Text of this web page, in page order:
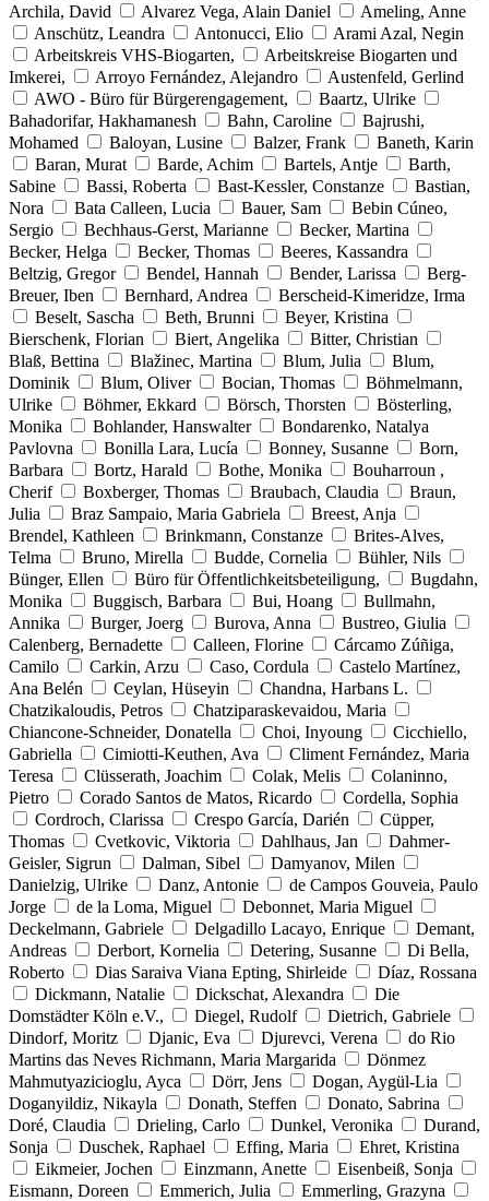
Archila, David
Alvarez Vega, Alain Daniel
Ameling, Anne
Anschütz, Leandra
Antonucci, Elio
Arami Azal, Negin
Arbeitskreis VHS-Biogarten,
Arbeitskreise Biogarten und
Imkerei,
Arroyo Fernández, Alejandro
Austenfeld, Gerlind
AWO - Büro für Bürgerengagement,
Baartz, Ulrike
Bahadorifar, Hakhamanesh
Bahn, Caroline
Bajrushi,
Mohamed
Baloyan, Lusine Balzer, Frank
Baneth, Karin
Baran, Murat
Barde, Achim Bartels, Antje
Barth,
Sabine
Bassi, Roberta Bast-Kessler, Constanze
Bastian,
Nora
Bata Calleen, Lucia Bauer, Sam
Bebin Cúneo,
Sergio
Bechhaus-Gerst, Marianne
Becker, Martina
Becker, Helga
Becker, Thomas
Beeres, Kassandra
Beltzig, Gregor
Bendel, Hannah Bender, Larissa
Berg-
Breuer, Iben
Bernhard, Andrea
Berscheid-Kimeridze, Irma
Beselt, Sascha
Beth, Brunni
Beyer, Kristina
Bierschenk, Florian
Biert, Angelika
Bitter, Christian
Blaß, Bettina
Blažinec, Martina Blum, Julia
Blum,
Dominik
Blum, Oliver Bocian, Thomas
Böhmelmann,
Ulrike
Böhmer, Ekkard Börsch, Thorsten
Bösterling,
Monika
Bohlander, Hanswalter
Bondarenko, Natalya
Pavlovna
Bonilla Lara, Lucía Bonney, Susanne
Born,
Barbara
Bortz, Harald Bothe, Monika
Bouharroun ,
Cherif
Boxberger, Thomas Braubach, Claudia
Braun,
Julia
Braz Sampaio, Maria Gabriela
Breest, Anja
Brendel, Kathleen
Brinkmann, Constanze
Brites-Alves,
Telma
Bruno, Mirella Budde, Cornelia
Bühler, Nils
Bünger, Ellen
Büro für Öffentlichkeitsbeteiligung,
Bugdahn,
Monika
Buggisch, Barbara Bui, Hoang
Bullmahn,
Annika
Burger, Joerg Burova, Anna
Bustreo, Giulia
Calenberg, Bernadette
Calleen, Florine
Cárcamo Zúñiga,
Camilo
Carkin, Arzu Caso, Cordula
Castelo Martínez,
Ana Belén
Ceylan, Hüseyin
Chandna, Harbans L.
Chatzikaloudis, Petros
Chatziparaskevaidou, Maria
Chiancone-Schneider, Donatella
Choi, Inyoung
Cicchiello,
Gabriella
Cimiotti-Keuthen, Ava
Climent Fernández, Maria
Teresa
Clüsserath, Joachim Colak, Melis
Colaninno,
Pietro
Corado Santos de Matos, Ricardo
Cordella, Sophia
Cordroch, Clarissa
Crespo García, Darién
Cüpper,
Thomas
Cvetkovic, Viktoria Dahlhaus, Jan
Dahmer-
Geisler, Sigrun
Dalman, Sibel
Damyanov, Milen
Danielzig, Ulrike
Danz, Antonie
de Campos Gouveia, Paulo
Jorge
de la Loma, Miguel
Debonnet, Maria Miguel
Deckelmann, Gabriele
Delgadillo Lacayo, Enrique
Demant,
Andreas
Derbort, Kornelia Detering, Susanne
Di Bella,
Roberto
Dias Saraiva Viana Epting, Shirleide
Díaz, Rossana
Dickmann, Natalie
Dickschat, Alexandra
Die
Domstädter Köln e.V.,
Diegel, Rudolf
Dietrich, Gabriele
Dindorf, Moritz
Djanic, Eva Djurevci, Verena
do Rio
Martins das Neves Richmann, Maria Margarida
Dönmez
Mahmutyazicioglu, Ayca
Dörr, Jens
Dogan, Aygül-Lia
Doganyildiz, Nikayla
Donath, Steffen
Donato, Sabrina
Doré, Claudia
Drieling, Carlo Dunkel, Veronika
Durand,
Sonja
Duschek, Raphael Effing, Maria
Ehret, Kristina
Eikmeier, Jochen
Einzmann, Anette
Eisenbeiß, Sonja
Eismann, Doreen
Emmerich, Julia
Emmerling, Grazyna